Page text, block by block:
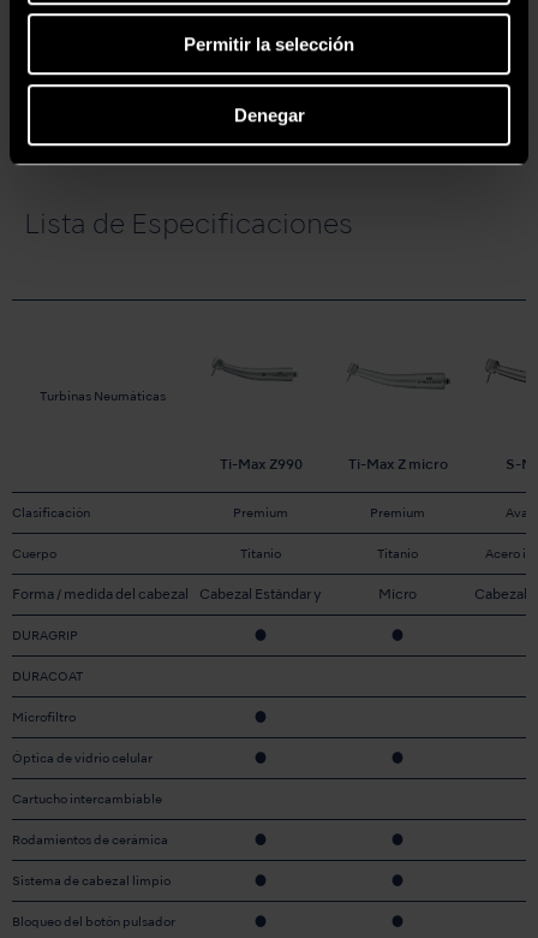
Permitir la selección
Denegar
Lista de Especificaciones
Turbinas Neumáticas
Clasificación
Cuerpo
Forma / medida del cabezal
DURAGRIP
DURACOAT
Microfiltro
Óptica de vidrio celular
Cartucho intercambiable
Rodamientos de cerámica
Sistema de cabezal limpio
Bloqueo del botón pulsador
Ti-Max Z990
Premium
Titanio
Cabezal Estándar y
Miniatura
●
●
●
●
●
●
Ti-Max Z micro
Premium
Titanio
Micro
●
●
●
●
●
S-
Acero
Cabezal